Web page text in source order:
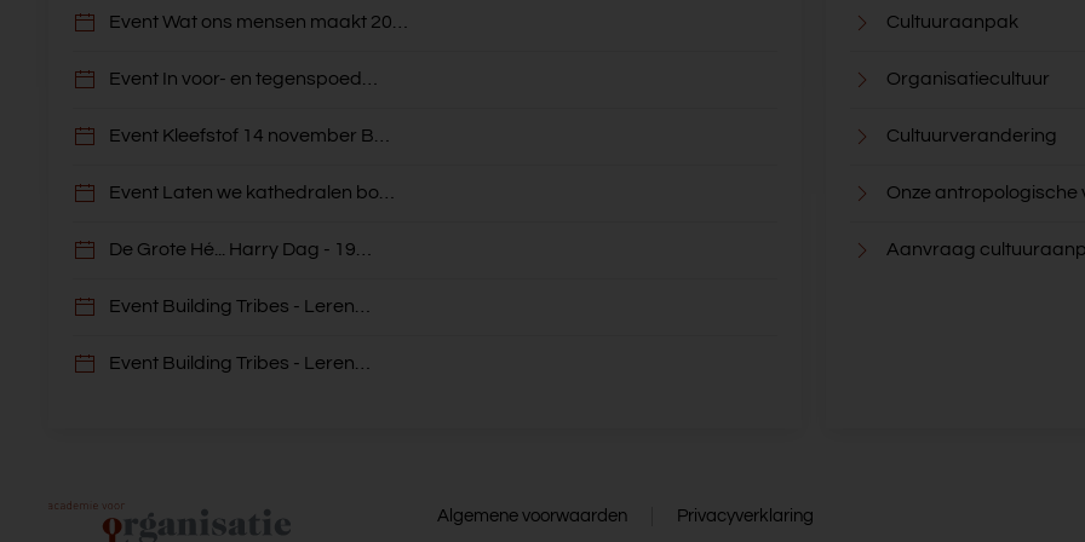
Event Wat ons mensen maakt 20…
Event In voor- en tegenspoed…
Event Kleefstof 14 november B…
Event Laten we kathedralen bo…
De Grote Hé... Harry Dag - 19…
Event Building Tribes - Leren…
Event Building Tribes - Leren…
Cultuuraanpak
Organisatiecultuur
Cultuurverandering
Onze
Aanvraag
Algemene voorwaarden Privacyverklaring